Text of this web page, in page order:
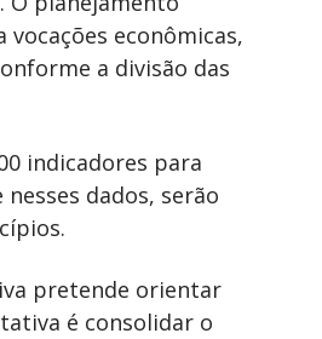
econômicas,
a divisão das
indicadores para
dados, serão
pretende orientar
é consolidar o